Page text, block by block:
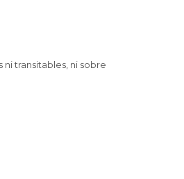
transitables, ni sobre